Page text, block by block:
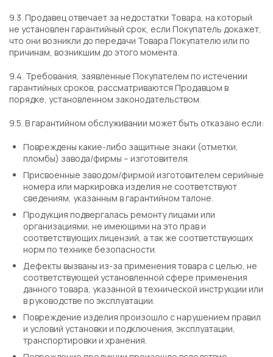
9.3. Продавец отвечает за недостатки Товара, на который
не установлен гарантийный срок, если Покупатель докажет,
что они возникли до передачи Товара Покупателю или по
причинам, возникшим до этого момента.
9.4. Требования, заявленные Покупателем по истечении
гарантийных сроков, рассматриваются Продавцом в
порядке, установленном законодательством.
9.5. В гарантийном обслуживании может быть отказано если:
Повреждены какие-либо защитные знаки (отметки,
пломбы) завода/фирмы – изготовителя.
Присвоенные заводом/фирмой изготовителем серийные
номера или маркировка изделия не соответствуют
сведениям, указанным в гарантийном талоне.
Продукция подвергалась ремонту лицами или
организациями, не имеющими на это прав и
соответствующих лицензий, а так же соответствующих
норм по технике безопасности.
Дефекты вызваны из-за применения товара с целью, не
соответствующей установленной сфере применения
данного товара, указанной в технической инструкции или
в руководстве по эксплуатации.
Повреждение изделия произошло с нарушением правил
и условий установки и подключения, эксплуатации,
транспортировки и хранения.